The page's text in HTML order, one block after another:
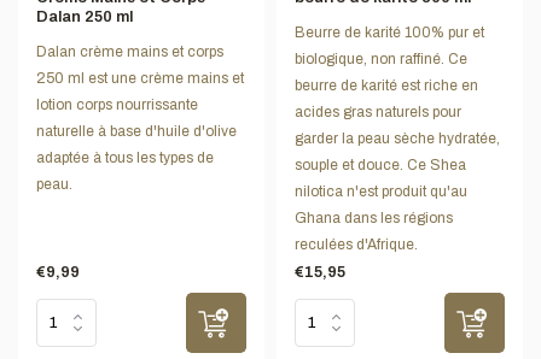
Dalan 250 ml
Dalan crème mains et corps
250 ml est une crème mains et
lotion corps nourrissante
naturelle à base d'huile d'olive
adaptée à tous les types de
peau.
€9,99
Beurre de karité 100% pur et
biologique, non raffiné. Ce
beurre de karité est riche en
acides gras naturels pour
garder la peau sèche hydratée,
souple et douce. Ce Shea
nilotica n'est produit qu'au
Ghana dans les régions
reculées d'Afrique.
€15,95